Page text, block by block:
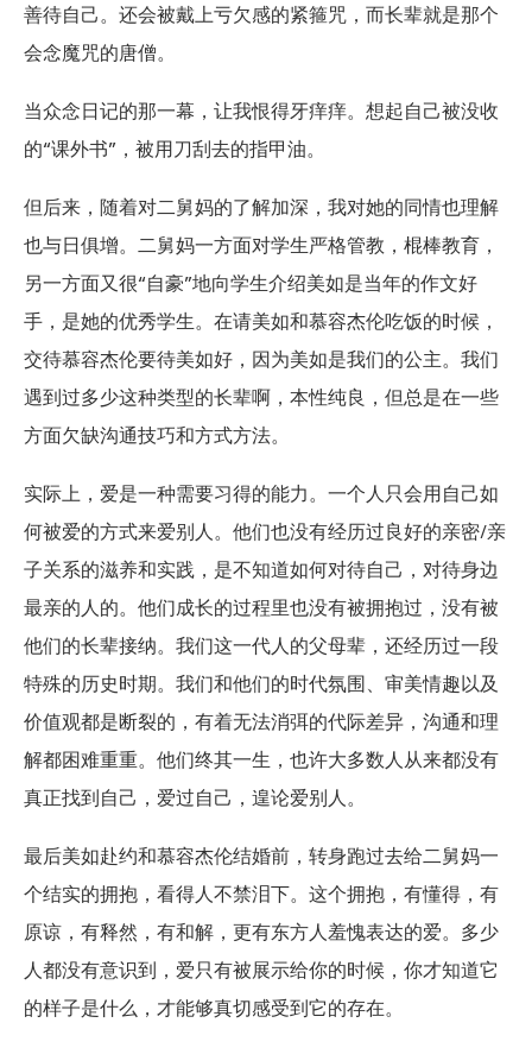
善待自己。还会被戴上亏欠感的紧箍咒，而长辈就是那个
会念魔咒的唐僧。
当众念日记的那一幕，让我恨得牙痒痒。想起自己被没收
的“课外书”，被用刀刮去的指甲油。
但后来，随着对二舅妈的了解加深，我对她的同情也理解
也与日俱增。二舅妈一方面对学生严格管教，棍棒教育，
另一方面又很“自豪”地向学生介绍美如是当年的作文好
手，是她的优秀学生。在请美如和慕容杰伦吃饭的时候，
交待慕容杰伦要待美如好，因为美如是我们的公主。我们
遇到过多少这种类型的长辈啊，本性纯良，但总是在一些
方面欠缺沟通技巧和方式方法。
实际上，爱是一种需要习得的能力。一个人只会用自己如
何被爱的方式来爱别人。他们也没有经历过良好的亲密/亲
子关系的滋养和实践，是不知道如何对待自己，对待身边
最亲的人的。他们成长的过程里也没有被拥抱过，没有被
他们的长辈接纳。我们这一代人的父母辈，还经历过一段
特殊的历史时期。我们和他们的时代氛围、审美情趣以及
价值观都是断裂的，有着无法消弭的代际差异，沟通和理
解都困难重重。他们终其一生，也许大多数人从来都没有
真正找到自己，爱过自己，遑论爱别人。
最后美如赴约和慕容杰伦结婚前，转身跑过去给二舅妈一
个结实的拥抱，看得人不禁泪下。这个拥抱，有懂得，有
原谅，有释然，有和解，更有东方人羞愧表达的爱。多少
人都没有意识到，爱只有被展示给你的时候，你才知道它
的样子是什么，才能够真切感受到它的存在。